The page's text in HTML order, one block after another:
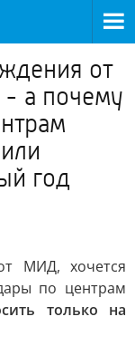
от
- а почему
год
МИД, хочется
по центрам
только на